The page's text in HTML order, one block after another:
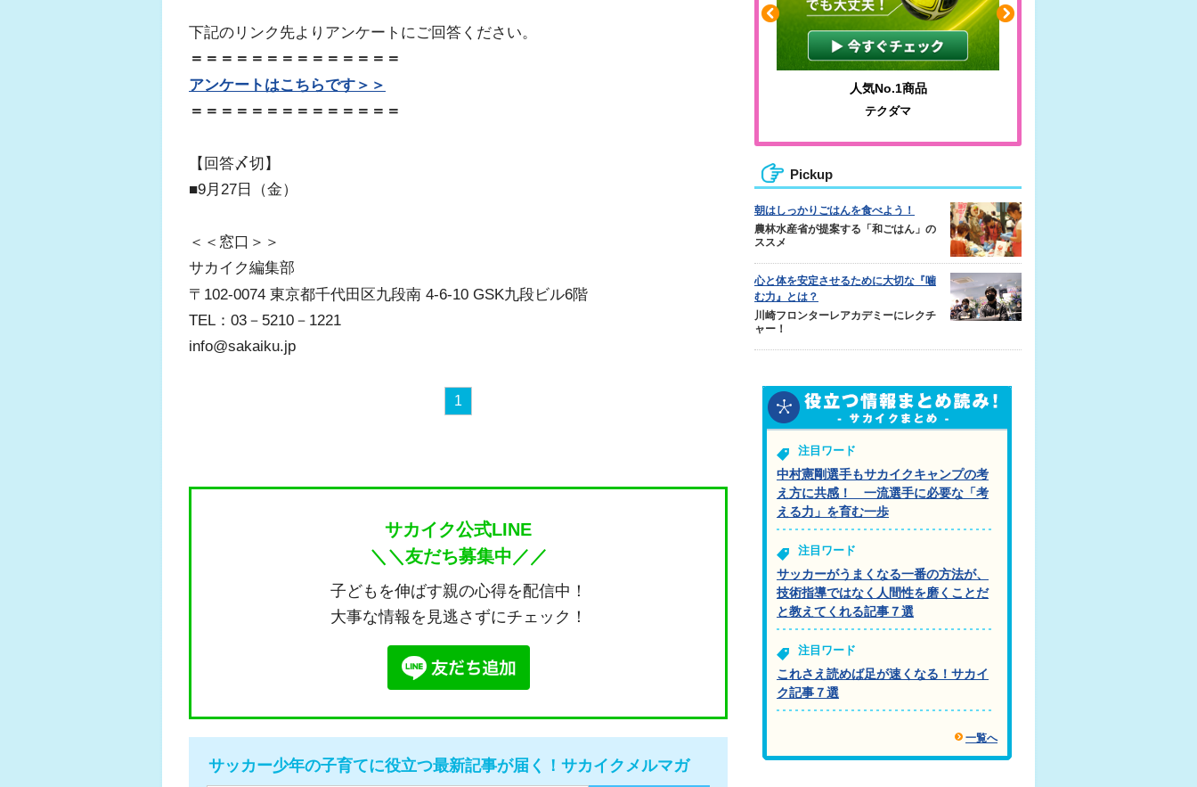
下記のリンク先よりアンケートにご回答ください。
＝＝＝＝＝＝＝＝＝＝＝＝＝＝
アンケートはこちらです＞＞
＝＝＝＝＝＝＝＝＝＝＝＝＝＝
【回答〆切】
■9月27日（金）
＜＜窓口＞＞
サカイク編集部
〒102-0074 東京都千代田区九段南 4-6-10 GSK九段ビル6階
TEL：03－5210－1221
info@sakaiku.jp
1
サカイク公式LINE
＼＼友だち募集中／／
子どもを伸ばす親の心得を配信中！
大事な情報を見逃さずにチェック！
サッカー少年の子育てに役立つ最新記事が届く！サカイクメルマガ
人気No.1商品
テクダマ
Pickup
朝はしっかりごはんを食べよう！
農林水産省が提案する「和ごはん」の
ススメ
心と体を安定させるために大切な『噛
む力』とは？
川崎フロンターレアカデミーにレクチ
ャー！
注目ワード
中村憲剛選手もサカイクキャンプの考
え方に共感！ 一流選手に必要な「考
える力」を育む一歩
注目ワード
サッカーがうまくなる一番の方法が、
技術指導ではなく人間性を磨くことだ
と教えてくれる記事７選
注目ワード
これさえ読めば足が速くなる！サカイ
ク記事７選
一覧へ